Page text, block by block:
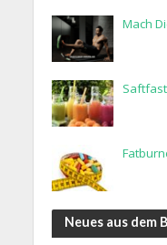
Mach
Neues aus dem